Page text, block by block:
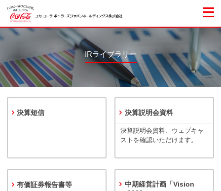
IRライブラリー
決算短信 決算説明会資料
決算説明会資料、ウェブキャ
ストを確認いただけます。
有価証券報告書等
中期経営計画「Vision